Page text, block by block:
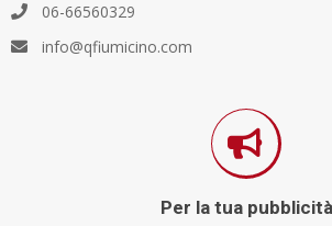
06-66560329
info@qfiumicino.com
Per la tua pubblicità